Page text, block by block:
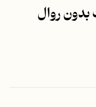
بدون روال